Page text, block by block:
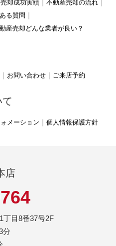
売却成功実績
不動産売却の流れ
る質問
産売却どんな業者が良い？
お問い合わせ ご来店予約
メーション 個人情報保護方針
店
丁目8番37号2F
分